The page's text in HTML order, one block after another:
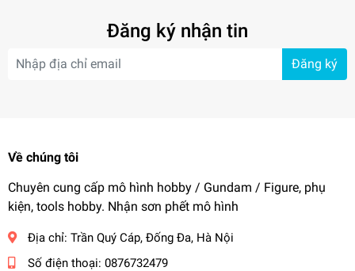
Đăng ký nhận tin
Đăng ký
Về chúng tôi
Chuyên cung cấp mô hình hobby / Gundam / Figure, phụ
kiện, tools hobby. Nhận sơn phết mô hình
Địa chỉ: Trần Quý Cáp, Đống Đa, Hà Nội
Số điện thoại: 0876732479